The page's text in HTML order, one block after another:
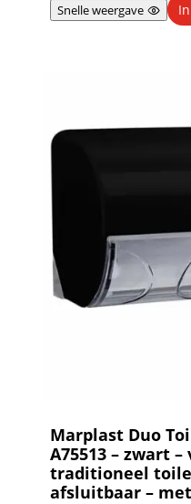
Snelle weergave
Marplast Duo
A75513 – zwart
traditioneel
afsluitbaar –